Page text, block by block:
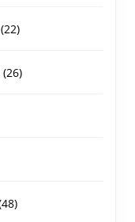
2222
2626
4848